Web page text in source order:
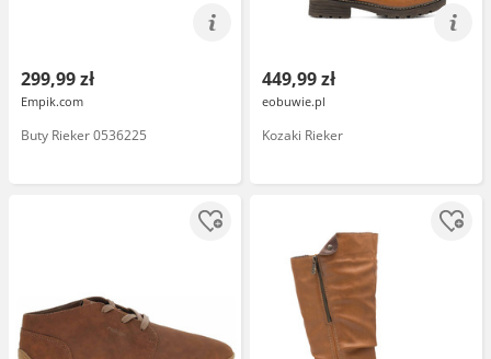
299,99 zł
Empik.com
Buty Rieker 0536225
449,99 zł
eobuwie.pl
Kozaki Rieker